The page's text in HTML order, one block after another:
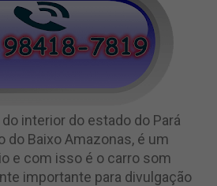
interior do estado do Pará
do Baixo Amazonas, é um
e com isso é o carro som
importante para divulgação